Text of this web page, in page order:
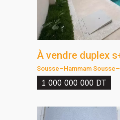
Sousse–Hammam Sousse–
1 000 000 000 DT